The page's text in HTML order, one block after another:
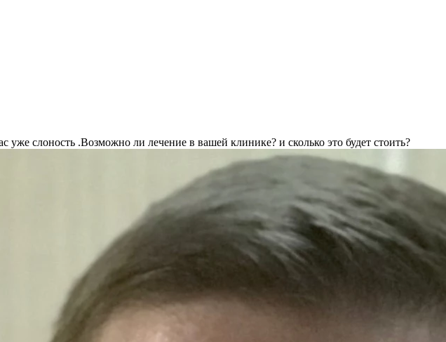
уже слоность .Возможно ли лечение в вашей клинике? и сколько это будет стоить?